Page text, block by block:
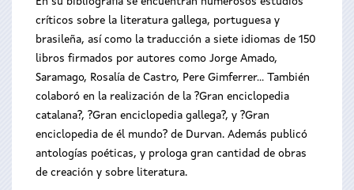
críticos sobre la literatura gallega, portuguesa y
brasileña, así como la traducción a siete idiomas de 150
libros firmados por autores como Jorge Amado,
Saramago, Rosalía de Castro, Pere Gimferrer... También
colaboró en la realización de la ?Gran enciclopedia
catalana?, ?Gran enciclopedia gallega?, y ?Gran
enciclopedia de él mundo? de Durvan. Además publicó
antologías poéticas, y prologa gran cantidad de obras
de creación y sobre literatura.